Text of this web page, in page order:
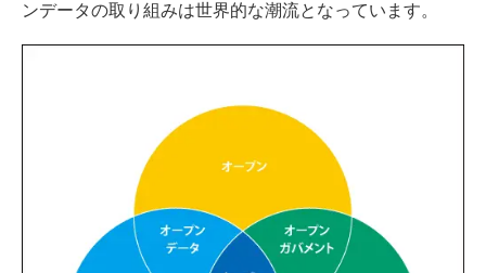
ンデータの取り組みは世界的な潮流となっています。